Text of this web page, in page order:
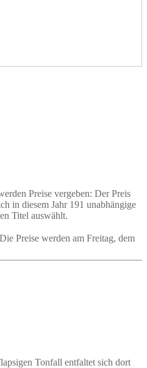
Preise vergeben: Der Preis
in diesem Jahr 191 unabhängige
Titel auswählt.
Preise werden am Freitag, dem
Tonfall entfaltet sich dort